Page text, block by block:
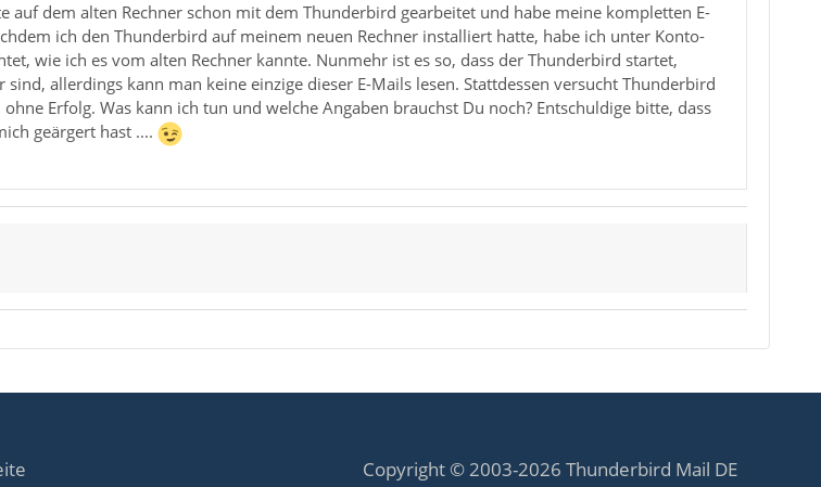
auf dem alten Rechner schon mit dem Thunderbird gearbeitet und habe meine kompletten E-
ich den Thunderbird auf meinem neuen Rechner installiert hatte, habe ich unter Konto-
wie ich es vom alten Rechner kannte. Nunmehr ist es so, dass der Thunderbird startet,
allerdings kann man keine einzige dieser E-Mails lesen. Stattdessen versucht Thunderbird
Erfolg. Was kann ich tun und welche Angaben brauchst Du noch? Entschuldige bitte, dass
geärgert hast ....
Copyright © 2003-2026 Thunderbird Mail DE